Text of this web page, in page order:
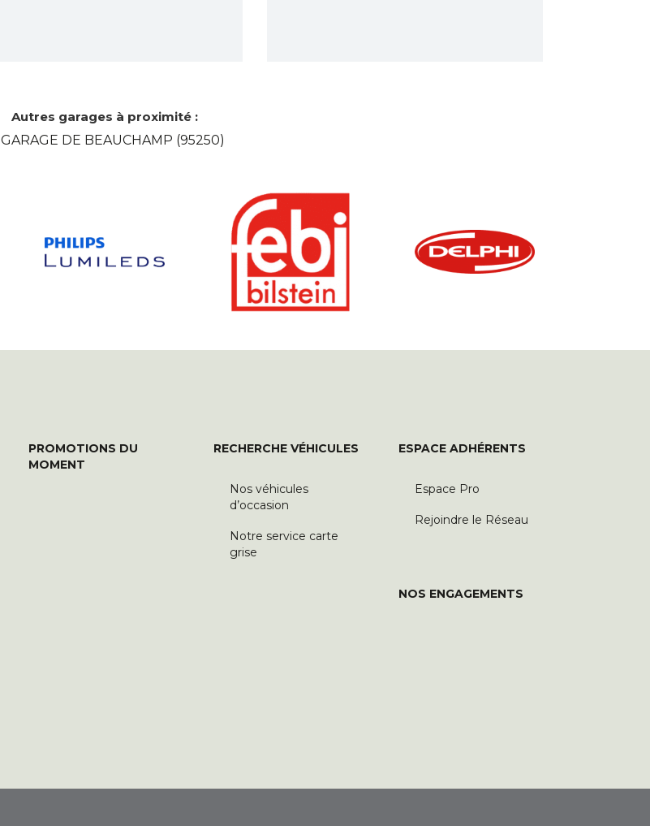
Autres garages à proximité :
GARAGE DE BEAUCHAMP (95250)
PROMOTIONS DU
MOMENT
RECHERCHE VÉHICULES
Nos véhicules
d’occasion
Notre service carte
grise
ESPACE ADHÉRENTS
Espace Pro
Rejoindre le Réseau
NOS ENGAGEMENTS